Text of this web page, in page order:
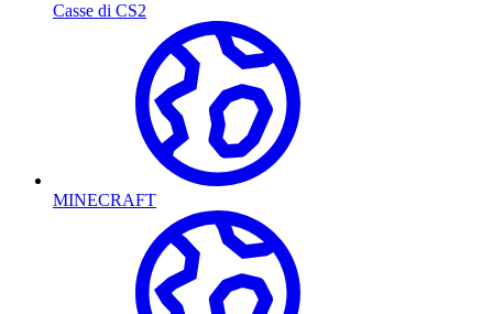
Casse di CS2
MINECRAFT